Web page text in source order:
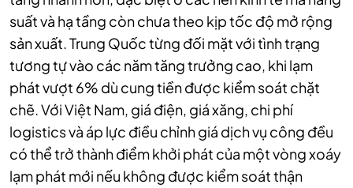
suất và hạ tầng còn chưa theo kịp tốc độ mở rộng
sản xuất. Trung Quốc từng đối mặt với tình trạng
tương tự vào các năm tăng trưởng cao, khi lạm
phát vượt 6% dù cung tiền được kiểm soát chặt
chẽ. Với Việt Nam, giá điện, giá xăng, chi phí
logistics và áp lực điều chỉnh giá dịch vụ công đều
có thể trở thành điểm khởi phát của một vòng xoáy
lạm phát mới nếu không được kiểm soát thận